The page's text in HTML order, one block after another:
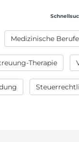
Medizinische Berufe
Therapie